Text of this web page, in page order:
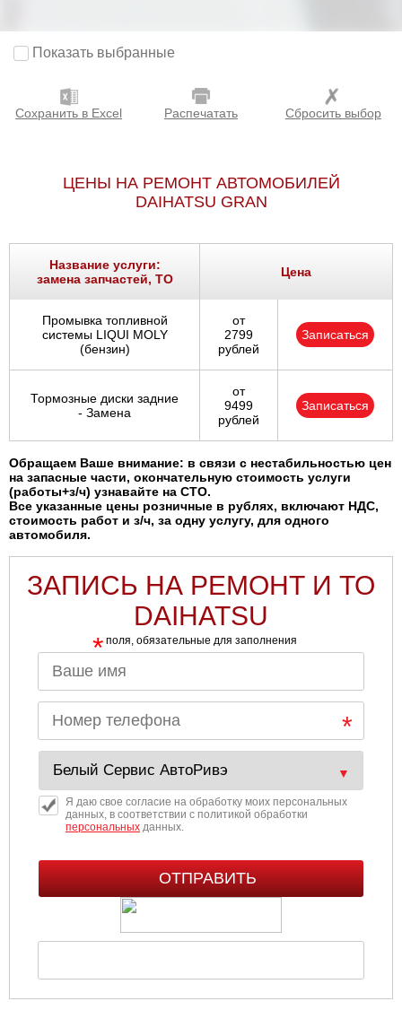
Показать выбранные
Сохранить в Excel Распечатать Сбросить выбор
ЦЕНЫ НА РЕМОНТ АВТОМОБИЛЕЙ
DAIHATSU GRAN
Название услуги:
замена запчастей, ТО
Цена
Промывка топливной
системы LIQUI MOLY
(бензин)
от
2799
рублей
Записаться
Тормозные диски задние
- Замена
от
9499
рублей
Записаться
Обращаем Ваше внимание: в связи с нестабильностью цен
на запасные части, окончательную стоимость услуги
(работы+з/ч) узнавайте на СТО.
Все указанные цены розничные в рублях, включают НДС,
стоимость работ и з/ч, за одну услугу, для одного
автомобиля.
ЗАПИСЬ НА РЕМОНТ И ТО
DAIHATSU
* поля, обязательные для заполнения
Я даю свое согласие на обработку моих персональных
данных, в соответствии с политикой обработки
персональныхданных.